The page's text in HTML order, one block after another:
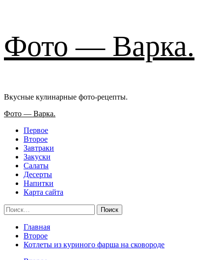
к
содержимому
Фото — Варка.
Вкусные кулинарные фото-рецепты.
Основное
Фото — Варка.
Первое
Второе
Завтраки
Закуски
Салаты
Десерты
Напитки
Карта сайта
Найти:
Главная
Второе
Котлеты из куриного фарша на сковороде